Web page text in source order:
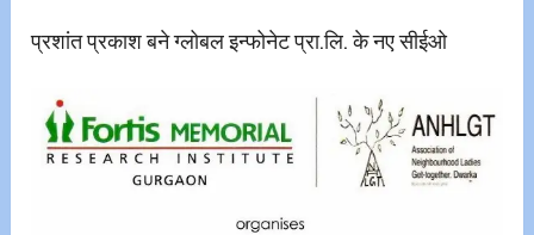
प्रशांत प्रकाश बने ग्लोबल इन्फोनेट प्रा.लि. के नए सीईओ